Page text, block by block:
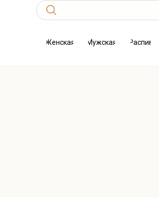
Женская Мужская Распив